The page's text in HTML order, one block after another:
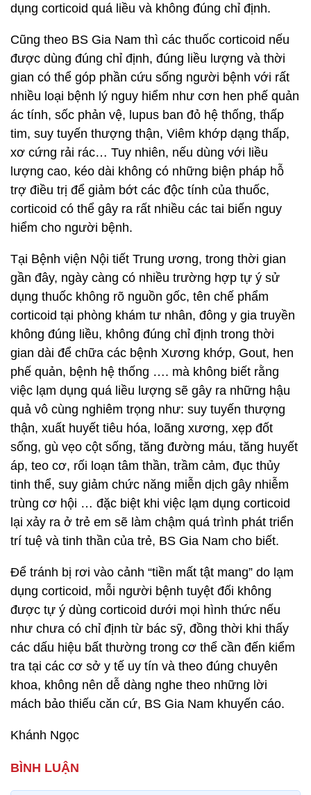
dụng corticoid quá liều và không đúng chỉ định.
Cũng theo BS Gia Nam thì các thuốc corticoid nếu
được dùng đúng chỉ định, đúng liều lượng và thời
gian có thể góp phần cứu sống người bệnh với rất
nhiều loại bệnh lý nguy hiểm như cơn hen phế quản
ác tính, sốc phản vệ, lupus ban đỏ hệ thống, thấp
tim, suy tuyến thượng thận, Viêm khớp dạng thấp,
xơ cứng rải rác… Tuy nhiên, nếu dùng với liều
lượng cao, kéo dài không có những biện pháp hỗ
trợ điều trị để giảm bớt các độc tính của thuốc,
corticoid có thể gây ra rất nhiều các tai biến nguy
hiểm cho người bệnh.
Tại Bệnh viện Nội tiết Trung ương, trong thời gian
gần đây, ngày càng có nhiều trường hợp tự ý sử
dụng thuốc không rõ nguồn gốc, tên chế phẩm
corticoid tại phòng khám tư nhân, đông y gia truyền
không đúng liều, không đúng chỉ định trong thời
gian dài để chữa các bệnh Xương khớp, Gout, hen
phế quản, bệnh hệ thống …. mà không biết rằng
việc lạm dụng quá liều lượng sẽ gây ra những hậu
quả vô cùng nghiêm trọng như: suy tuyến thượng
thận, xuất huyết tiêu hóa, loãng xương, xẹp đốt
sống, gù vẹo cột sống, tăng đường máu, tăng huyết
áp, teo cơ, rối loạn tâm thần, trầm cảm, đục thủy
tinh thể, suy giảm chức năng miễn dịch gây nhiễm
trùng cơ hội … đặc biệt khi việc lạm dụng corticoid
lại xảy ra ở trẻ em sẽ làm chậm quá trình phát triển
trí tuệ và tinh thần của trẻ, BS Gia Nam cho biết.
Ðể tránh bị rơi vào cảnh “tiền mất tật mang” do lạm
dụng corticoid, mỗi người bệnh tuyệt đối không
được tự ý dùng corticoid dưới mọi hình thức nếu
như chưa có chỉ định từ bác sỹ, đồng thời khi thấy
các dấu hiệu bất thường trong cơ thể cần đến kiểm
tra tại các cơ sở y tế uy tín và theo đúng chuyên
khoa, không nên dễ dàng nghe theo những lời
mách bảo thiếu căn cứ, BS Gia Nam khuyến cáo.
Khánh Ngọc